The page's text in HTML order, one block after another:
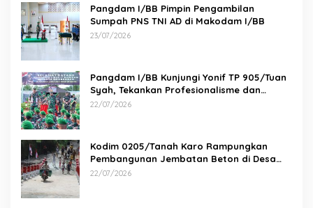
Pangdam I/BB Pimpin Pengambilan
Sumpah PNS TNI AD di Makodam I/BB
23/07/2026
Pangdam I/BB Kunjungi Yonif TP 905/Tuan
Syah, Tekankan Profesionalisme dan
Kesiapan Prajurit
22/07/2026
Kodim 0205/Tanah Karo Rampungkan
Pembangunan Jembatan Beton di Desa
Pernantin
22/07/2026